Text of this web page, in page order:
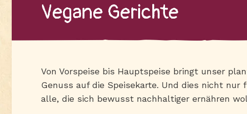
Ve­ga­ne Ge­rich­te
Von Vorspeise bis Hauptspeise bringt unser
Genuss auf die Speisekarte. Und dies nicht nur
alle, die sich bewusst nachhaltiger ernähren